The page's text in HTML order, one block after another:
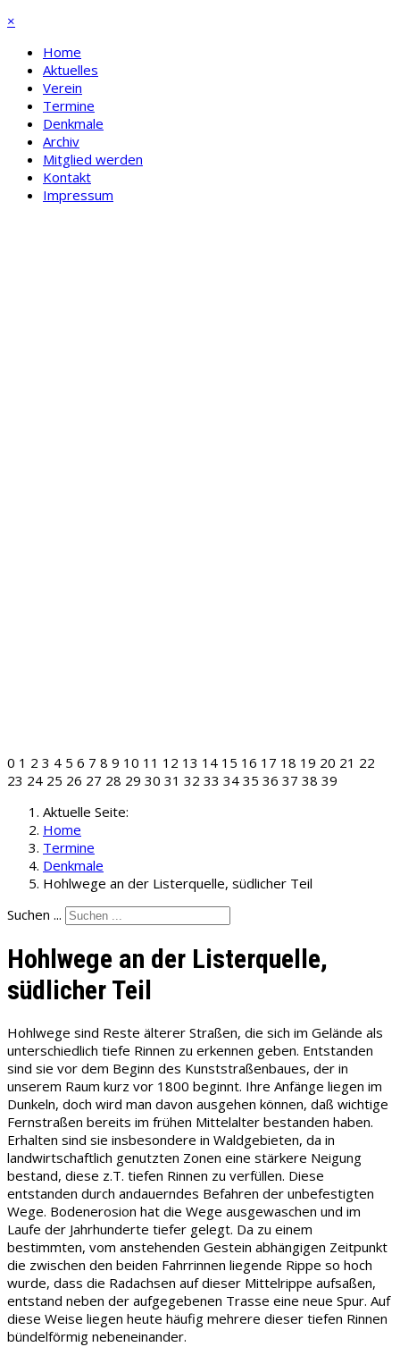
×
Home
Aktuelles
Verein
Termine
Denkmale
Archiv
Mitglied werden
Kontakt
Impressum
0 1 2 3 4 5 6 7 8 9 10 11 12 13 14 15 16 17 18 19 20 21 22
23 24 25 26 27 28 29 30 31 32 33 34 35 36 37 38 39
Aktuelle Seite:
Home
Termine
Denkmale
Hohlwege an der Listerquelle, südlicher Teil
Suchen ...
Hohlwege an der Listerquelle,
südlicher Teil
Hohlwege sind Reste älterer Straßen, die sich im Gelände als
unterschiedlich tiefe Rinnen zu erkennen geben. Entstanden
sind sie vor dem Beginn des Kunststraßenbaues, der in
unserem Raum kurz vor 1800 beginnt. Ihre Anfänge liegen im
Dunkeln, doch wird man davon ausgehen können, daß wichtige
Fernstraßen bereits im frühen Mittelalter bestanden haben.
Erhalten sind sie insbesondere in Waldgebieten, da in
landwirtschaftlich genutzten Zonen eine stärkere Neigung
bestand, diese z.T. tiefen Rinnen zu verfüllen. Diese
entstanden durch andauerndes Befahren der unbefestigten
Wege. Bodenerosion hat die Wege ausgewaschen und im
Laufe der Jahrhunderte tiefer gelegt. Da zu einem
bestimmten, vom anstehenden Gestein abhängigen Zeitpunkt
die zwischen den beiden Fahrrinnen liegende Rippe so hoch
wurde, dass die Radachsen auf dieser Mittelrippe aufsaßen,
entstand neben der aufgegebenen Trasse eine neue Spur. Auf
diese Weise liegen heute häufig mehrere dieser tiefen Rinnen
bündelförmig nebeneinander.